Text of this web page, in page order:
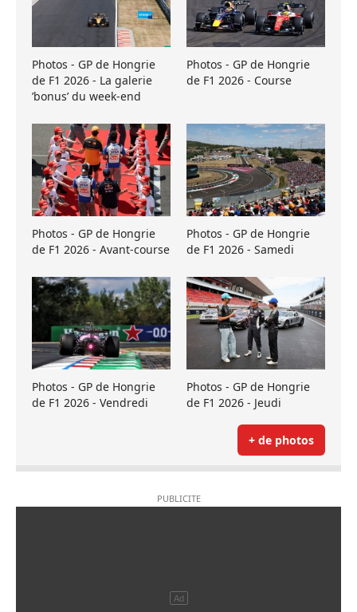
Photos - GP de Hongrie
de F1 2026 - La galerie
’bonus’ du week-end
Photos - GP de Hongrie
de F1 2026 - Course
Photos - GP de Hongrie
de F1 2026 - Avant-course
Photos - GP de Hongrie
de F1 2026 - Samedi
Photos - GP de Hongrie
de F1 2026 - Vendredi
Photos - GP de Hongrie
de F1 2026 - Jeudi
+ de photos